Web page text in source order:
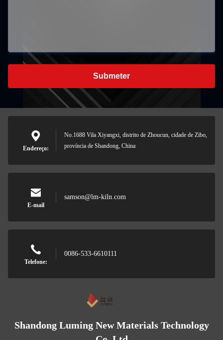
Submeter
Endereço:
No.1688 Vila Xiyangxi, distrito de Zhoucun, cidade de Zibo,
província de Shandong, China
E-mail
samson@lm-kiln.com
Telefone:
0086-533-6610111
Shandong Luming New Materials Technology